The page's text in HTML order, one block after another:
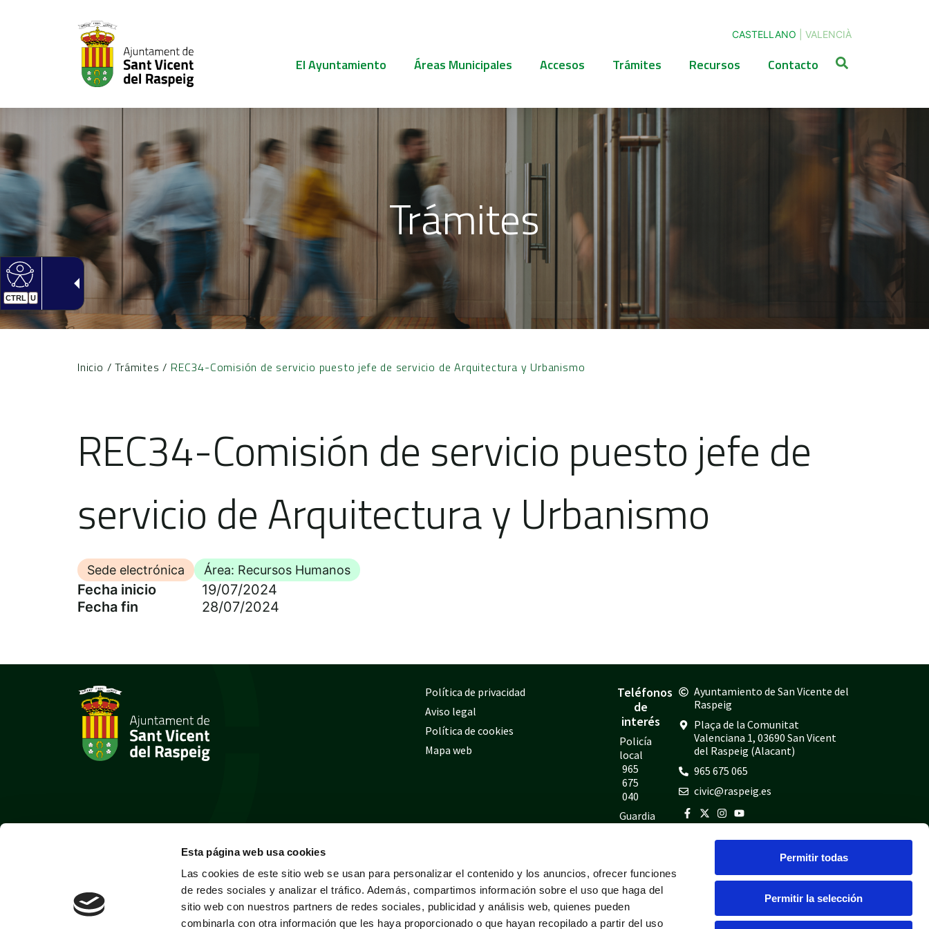
CTRL U
Esta página web usa cookies
Las cookies de este sitio web se usan para personalizar el contenido y los anuncios, ofrecer funciones
de redes sociales y analizar el tráfico. Además, compartimos información sobre el uso que haga del
sitio web con nuestros partners de redes sociales, publicidad y análisis web, quienes pueden
combinarla con otra información que les haya proporcionado o que hayan recopilado a partir del uso
Permitir todas
Permitir la selección
CASTELLANO VALENCIÀ
El Ayuntamiento Áreas Municipales Accesos Trámites Recursos Contacto
Trámites
Inicio /Trámites / REC34-Comisión de servicio puesto jefe de servicio de Arquitectura y Urbanismo
REC34-Comisión de servicio puesto jefe de
servicio de Arquitectura y Urbanismo
Sede electrónica Área: Recursos Humanos
Fecha inicio
19/07/2024
Fecha fin
28/07/2024
Política de privacidad
Aviso legal
Política de cookies
Mapa web
Teléfonos
de
interés
Policía
local
965
675
040
Guardia
814
Bomberos
Ayuntamiento de San Vicente del
Raspeig
Plaça de la Comunitat
Valenciana 1, 03690 San Vicent
del Raspeig (Alacant)
965 675 065
civic@raspeig.es